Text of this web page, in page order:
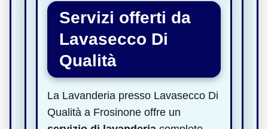
Servizi offerti da
Lavasecco Di
Qualità
La Lavanderia presso Lavasecco Di
Qualità a Frosinone offre un